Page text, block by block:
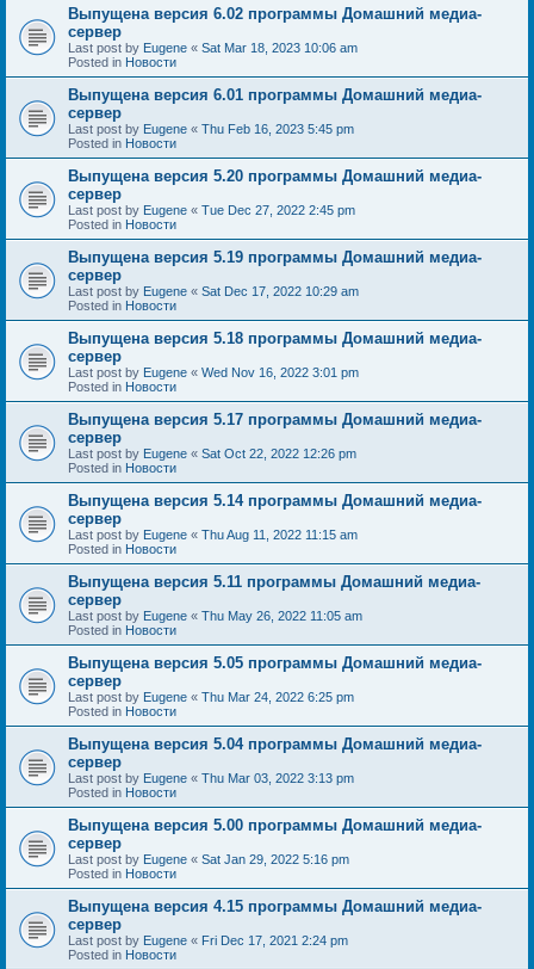
Выпущена версия 6.02 программы Домашний медиа-
сервер
Last post by Eugene « Sat Mar 18, 2023 10:06 am
Posted in Новости
Выпущена версия 6.01 программы Домашний медиа-
сервер
Last post by Eugene « Thu Feb 16, 2023 5:45 pm
Posted in Новости
Выпущена версия 5.20 программы Домашний медиа-
сервер
Last post by Eugene « Tue Dec 27, 2022 2:45 pm
Posted in Новости
Выпущена версия 5.19 программы Домашний медиа-
сервер
Last post by Eugene « Sat Dec 17, 2022 10:29 am
Posted in Новости
Выпущена версия 5.18 программы Домашний медиа-
сервер
Last post by Eugene « Wed Nov 16, 2022 3:01 pm
Posted in Новости
Выпущена версия 5.17 программы Домашний медиа-
сервер
Last post by Eugene « Sat Oct 22, 2022 12:26 pm
Posted in Новости
Выпущена версия 5.14 программы Домашний медиа-
сервер
Last post by Eugene « Thu Aug 11, 2022 11:15 am
Posted in Новости
Выпущена версия 5.11 программы Домашний медиа-
сервер
Last post by Eugene « Thu May 26, 2022 11:05 am
Posted in Новости
Выпущена версия 5.05 программы Домашний медиа-
сервер
Last post by Eugene « Thu Mar 24, 2022 6:25 pm
Posted in Новости
Выпущена версия 5.04 программы Домашний медиа-
сервер
Last post by Eugene « Thu Mar 03, 2022 3:13 pm
Posted in Новости
Выпущена версия 5.00 программы Домашний медиа-
сервер
Last post by Eugene « Sat Jan 29, 2022 5:16 pm
Posted in Новости
Выпущена версия 4.15 программы Домашний медиа-
сервер
Last post by Eugene « Fri Dec 17, 2021 2:24 pm
Posted in Новости